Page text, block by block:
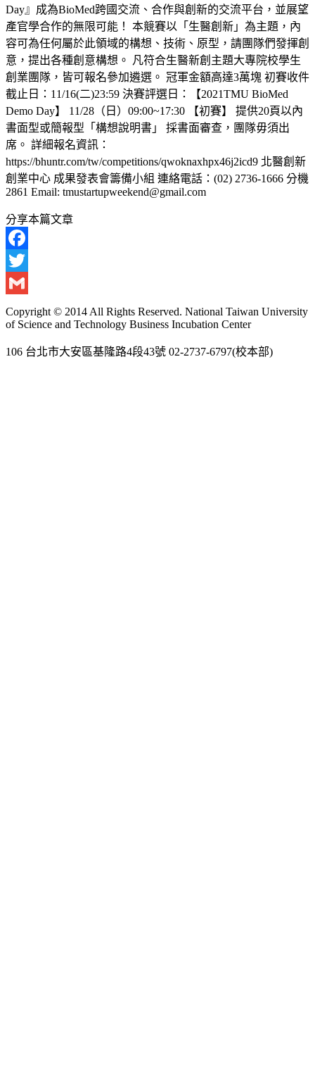
Day』成為BioMed跨國交流、合作與創新的交流平台，並展望
產官學合作的無限可能！ 本競賽以「生醫創新」為主題，內
容可為任何屬於此領域的構想、技術、原型，請團隊們發揮創
意，提出各種創意構想。 凡符合生醫新創主題大專院校學生
創業團隊，皆可報名參加遴選。 冠軍金額高達3萬塊 初賽收件
截止日：11/16(二)23:59 決賽評選日：【2021TMU BioMed
Demo Day】 11/28（日）09:00~17:30 【初賽】 提供20頁以內
書面型或簡報型「構想說明書」 採書面審查，團隊毋須出
席。 詳細報名資訊：
https://bhuntr.com/tw/competitions/qwoknaxhpx46j2icd9 北醫創新
創業中心 成果發表會籌備小組 連絡電話：(02) 2736-1666 分機
2861 Email: tmustartupweekend@gmail.com
分享本篇文章
Facebook
Twitter
Gmail
Copyright © 2014 All Rights Reserved. National Taiwan University
of Science and Technology Business Incubation Center
106 台北市大安區基隆路4段43號 02-2737-6797(校本部)